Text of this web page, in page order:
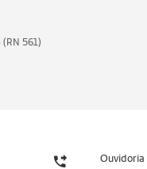
(RN 561)
Ouvidoria